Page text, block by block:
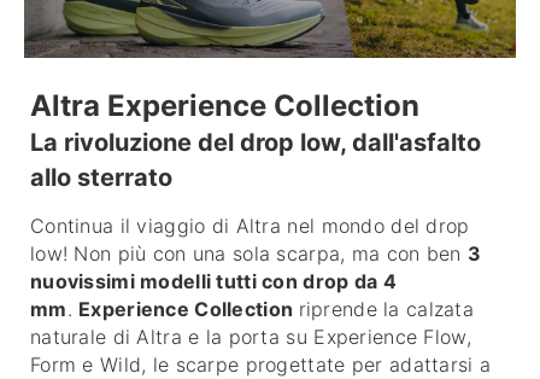
Altra Experience Collection
La rivoluzione del drop low, dall'asfalto
allo sterrato
Continua il viaggio di Altra nel mondo del drop
low! Non più con una sola scarpa, ma con ben 3
nuovissimi modelli tutti con drop da 4
mm. Experience Collection riprende la calzata
naturale di Altra e la porta su Experience Flow,
Form e Wild, le scarpe progettate per adattarsi a